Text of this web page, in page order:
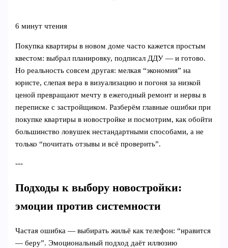
6 минут чтения
Покупка квартиры в новом доме часто кажется простым
квестом: выбрал планировку, подписал ДДУ — и готово.
Но реальность совсем другая: мелкая “экономия” на
юристе, слепая вера в визуализацию и погоня за низкой
ценой превращают мечту в ежегодный ремонт и нервы в
переписке с застройщиком. Разберём главные ошибки при
покупке квартиры в новостройке и посмотрим, как обойти
большинство ловушек нестандартными способами, а не
только “почитать отзывы и всё проверить”.
---
Подходы к выбору новостройки:
эмоции против системности
Частая ошибка — выбирать жильё как телефон: “нравится
— беру”. Эмоциональный подход даёт иллюзию